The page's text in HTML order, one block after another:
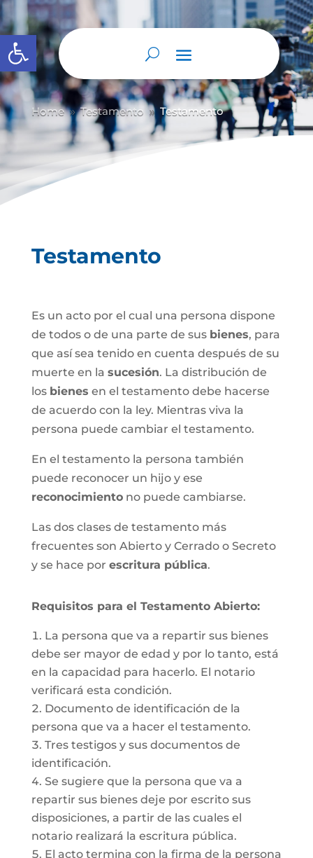
Abrir barra de herramientas
Home 9 Testamento 9 Testamento
Testamento
Es un acto por el cual una persona dispone
de todos o de una parte de sus bienes, para
que así sea tenido en cuenta después de su
muerte en la sucesión. La distribución de
los bienes en el testamento debe hacerse
de acuerdo con la ley. Mientras viva la
persona puede cambiar el testamento.
En el testamento la persona también
puede reconocer un hijo y ese
reconocimientono puede cambiarse.
Las dos clases de testamento más
frecuentes son Abierto y Cerrado o Secreto
y se hace por escritura pública.
Requisitos para el Testamento Abierto:
La persona que va a repartir sus bienes
debe ser mayor de edad y por lo tanto, está
en la capacidad para hacerlo. El notario
verificará esta condición.
Documento de identificación de la
persona que va a hacer el testamento.
Tres testigos y sus documentos de
identificación.
Se sugiere que la persona que va a
repartir sus bienes deje por escrito sus
disposiciones, a partir de las cuales el
notario realizará la escritura pública.
El acto termina con la firma de la persona